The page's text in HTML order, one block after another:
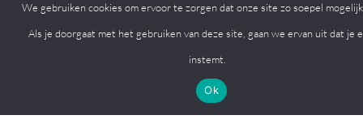
EenWebbawebsite.
We gebruiken cookies om ervoor te zorgen dat onze site zo soepel
Als je doorgaat met het gebruiken van deze site, gaan we ervan uit dat je
instemt.
Ok